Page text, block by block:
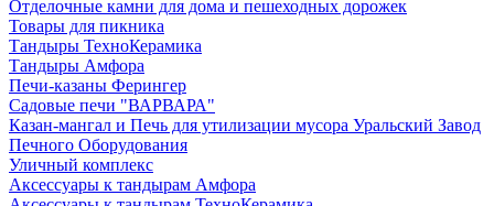
Отделочные камни для дома и пешеходных дорожек
Товары для пикника
Тандыры ТехноКерамика
Тандыры Амфора
Печи-казаны Ферингер
Садовые печи "ВАРВАРА"
Казан-мангал и Печь для утилизации мусора Уральский Завод
Печного Оборудования
Уличный комплекс
Аксессуары к тандырам Амфора